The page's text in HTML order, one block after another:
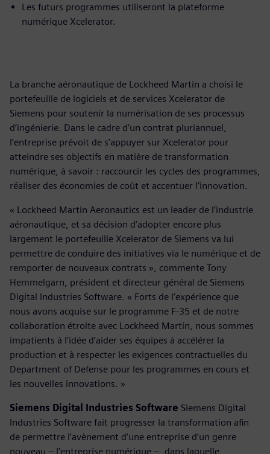
Les futurs programmes utiliseront la plateforme
numérique Xcelerator.
La branche aéronautique de Lockheed Martin a choisi le
portefeuille de logiciels et de services Xcelerator de
Siemens pour soutenir la numérisation de ses processus
d’ingénierie. Dans le cadre d’un contrat pluriannuel,
l’entreprise prévoit de s’appuyer sur Xcelerator pour
atteindre ses objectifs en matière de transformation
numérique, à savoir : raccourcir les cycles des programmes,
réaliser des économies de coût et accentuer l’innovation.
« Lockheed Martin Aeronautics est un leader de l’industrie
aéronautique, et sa décision d’adopter encore plus
largement le portefeuille Xcelerator de Siemens va lui
permettre de conduire des initiatives via le numérique et de
remporter de nouveaux contrats », commente Tony
Hemmelgarn, président et directeur général de Siemens
Digital Industries Software. « Forts de l’expérience que
nous avons acquise sur le programme F-35 et de notre
collaboration étroite avec Lockheed Martin, nous sommes
impatients à l’idée d’aider ses équipes à accélérer la
production et à respecter les exigences contractuelles du
Department of Defense pour les programmes en cours et
les nouvelles innovations. »
Siemens Digital Industries Software Siemens Digital
Industries Software fait progresser la transformation afin
de permettre l’avènement d’une entreprise d’un genre
nouveau – l’entreprise numérique –, dans laquelle